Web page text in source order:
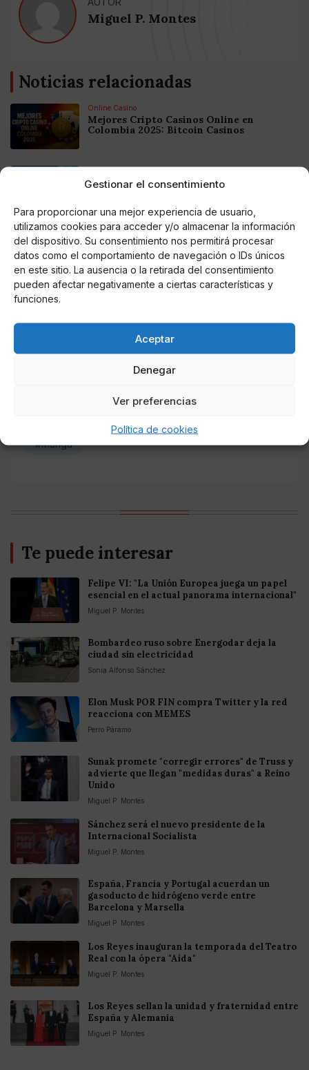
Gestionar el consentimiento
Para proporcionar una mejor experiencia de usuario,
utilizamos cookies para acceder y/o almacenar la información
del dispositivo. Su consentimiento nos permitirá procesar
datos como el comportamiento de navegación o IDs únicos
en este sitio. La ausencia o la retirada del consentimiento
pueden afectar negativamente a ciertas características y
funciones.
Aceptar
Denegar
Ver preferencias
Política de cookies
Miguel P. Montes
Noticias relacionadas
Online Casino
Mejores Cripto Casinos Online en
Colombia 2025: Bitcoin Casinos
Online Casino
Mejores Casinos Online con Bitcoin y
Criptomonedas en Argentina 2025
Online Casino
Mejores casinos online con
criptomonedas y Bitcoin en México 2025
#Manga
Te puede interesar
Felipe VI: "La Unión Europea juega un papel
esencial en el actual panorama internacional"
Miguel P. Montes
Bombardeo ruso sobre Energodar deja la
ciudad sin electricidad
Sonia Alfonso Sánchez
Elon Musk POR FIN compra Twitter y la red
reacciona con MEMES
Perro Páramo
Sunak promete "corregir errores" de Truss y
advierte que llegan "medidas duras" a Reino
Unido
Miguel P. Montes
Sánchez será el nuevo presidente de la
Internacional Socialista
Miguel P. Montes
España, Francia y Portugal acuerdan un
gasoducto de hidrógeno verde entre
Barcelona y Marsella
Miguel P. Montes
Los Reyes inauguran la temporada del Teatro
Real con la ópera "Aída"
Miguel P. Montes
Los Reyes sellan la unidad y fraternidad entre
España y Alemania
Miguel P. Montes